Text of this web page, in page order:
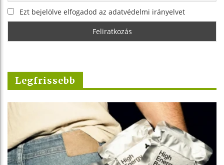
Ezt bejelölve elfogadod az adatvédelmi irányelvet
Legfrissebb